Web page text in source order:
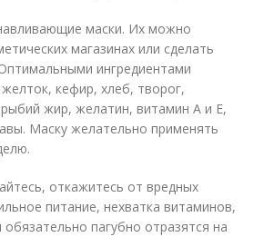
маски. Их можно
магазинах или сделать
ингредиентами
кефир, хлеб, творог,
жир, желатин, витамин А и Е,
Маску желательно применять
откажитесь от вредных
питание, нехватка витаминов,
пагубно отразятся на